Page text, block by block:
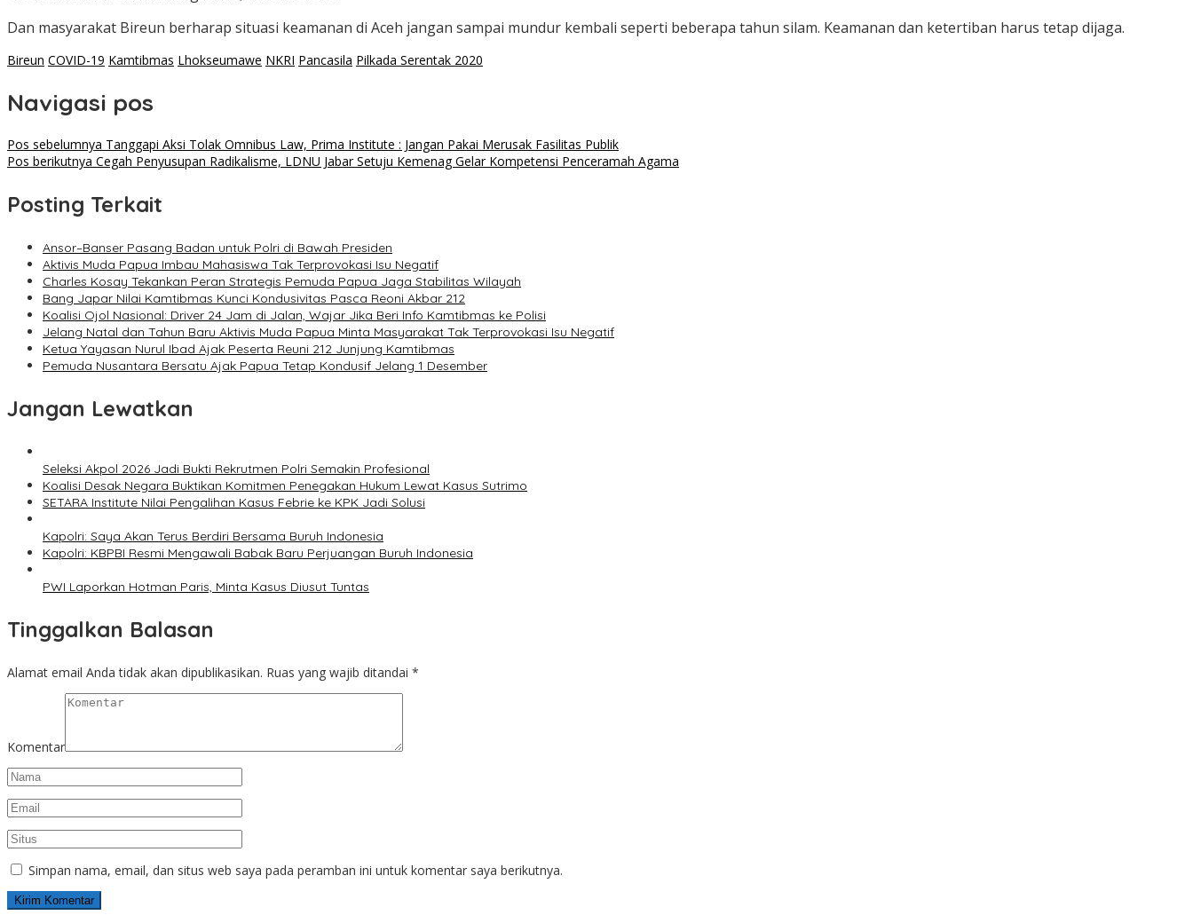
Dan masyarakat Bireun berharap situasi keamanan di Aceh jangan sampai mundur kembali seperti beberapa tahun silam. Keamanan dan ketertiban harus tetap dijaga.
Bireun COVID-19 Kamtibmas Lhokseumawe NKRI Pancasila Pilkada Serentak 2020
Navigasi pos
Pos sebelumnya Tanggapi Aksi Tolak Omnibus Law, Prima Institute : Jangan Pakai Merusak Fasilitas Publik
Pos berikutnya Cegah Penyusupan Radikalisme, LDNU Jabar Setuju Kemenag Gelar Kompetensi Penceramah Agama
Posting Terkait
Ansor–Banser Pasang Badan untuk Polri di Bawah Presiden
Aktivis Muda Papua Imbau Mahasiswa Tak Terprovokasi Isu Negatif
Charles Kosay Tekankan Peran Strategis Pemuda Papua Jaga Stabilitas Wilayah
Bang Japar Nilai Kamtibmas Kunci Kondusivitas Pasca Reoni Akbar 212
Koalisi Ojol Nasional: Driver 24 Jam di Jalan, Wajar Jika Beri Info Kamtibmas ke Polisi
Jelang Natal dan Tahun Baru Aktivis Muda Papua Minta Masyarakat Tak Terprovokasi Isu Negatif
Ketua Yayasan Nurul Ibad Ajak Peserta Reuni 212 Junjung Kamtibmas
Pemuda Nusantara Bersatu Ajak Papua Tetap Kondusif Jelang 1 Desember
Jangan Lewatkan
Seleksi Akpol 2026 Jadi Bukti Rekrutmen Polri Semakin Profesional
Koalisi Desak Negara Buktikan Komitmen Penegakan Hukum Lewat Kasus Sutrimo
SETARA Institute Nilai Pengalihan Kasus Febrie ke KPK Jadi Solusi
Kapolri: Saya Akan Terus Berdiri Bersama Buruh Indonesia
Kapolri: KBPBI Resmi Mengawali Babak Baru Perjuangan Buruh Indonesia
PWI Laporkan Hotman Paris, Minta Kasus Diusut Tuntas
Tinggalkan Balasan
Alamat email Anda tidak akan dipublikasikan. Ruas yang wajib ditandai *
Komentar
Simpan nama, email, dan situs web saya pada peramban ini untuk komentar saya berikutnya.